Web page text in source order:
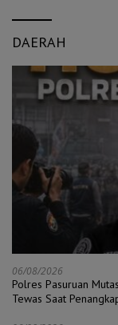
DAERAH
06/08/2026
Polres Pasuruan
Tewas Saat